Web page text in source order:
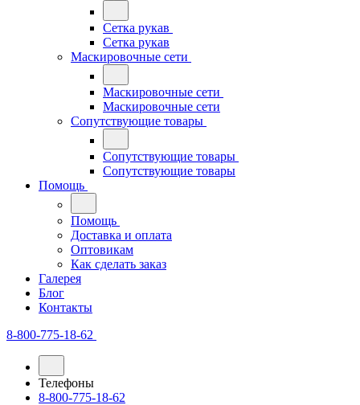
Сетка рукав
Сетка рукав
Маскировочные сети
Маскировочные сети
Маскировочные сети
Сопутствующие товары
Сопутствующие товары
Сопутствующие товары
Помощь
Помощь
Доставка и оплата
Оптовикам
Как сделать заказ
Галерея
Блог
Контакты
8-800-775-18-62
Телефоны
8-800-775-18-62